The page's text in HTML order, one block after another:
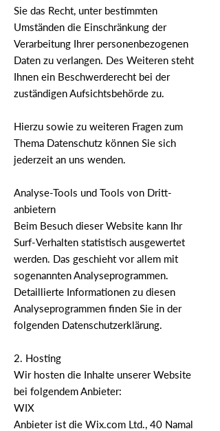
Sie das Recht, unter bestimmten
Umständen die Einschränkung der
Verarbeitung Ihrer personenbezogenen
Daten zu verlangen. Des Weiteren steht
Ihnen ein Beschwerderecht bei der
zuständigen Aufsichtsbehörde zu.
Hierzu sowie zu weiteren Fragen zum
Thema Datenschutz können Sie sich
jederzeit an uns wenden.
Analyse-Tools und Tools von Dritt­
anbietern
Beim Besuch dieser Website kann Ihr
Surf-Verhalten statistisch ausgewertet
werden. Das geschieht vor allem mit
sogenannten Analyseprogrammen.
Detaillierte Informationen zu diesen
Analyseprogrammen finden Sie in der
folgenden Datenschutzerklärung.
2. Hosting
Wir hosten die Inhalte unserer Website
bei folgendem Anbieter:
WIX
Anbieter ist die Wix.com Ltd., 40 Namal